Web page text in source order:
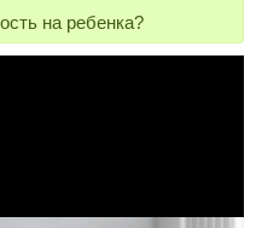
на ребенка?